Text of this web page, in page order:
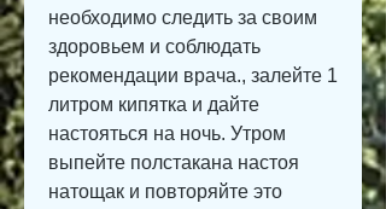
необходимо следить за своим
здоровьем и соблюдать
рекомендации врача., залейте 1
литром кипятка и дайте
настояться на ночь. Утром
выпейте полстакана настоя
натощак и повторяйте это